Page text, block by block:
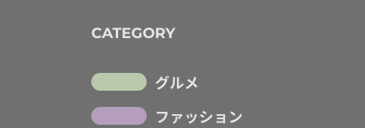
CATEGORY
グルメ
ファッション